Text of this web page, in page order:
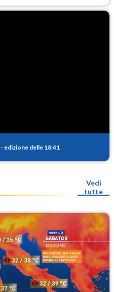
- edizione delle 18:41
Vedi
tutte